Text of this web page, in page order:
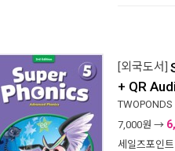
[외국도서]
+ QR
7,000원 →
세일즈포인